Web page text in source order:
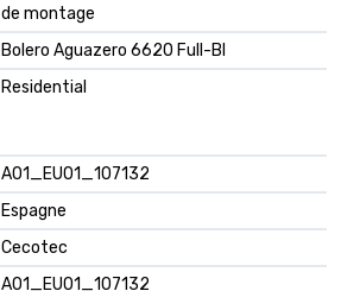
de montage
Bolero Aguazero 6620 Full-BI
Residential
A01_EU01_107132
Espagne
Cecotec
A01_EU01_107132